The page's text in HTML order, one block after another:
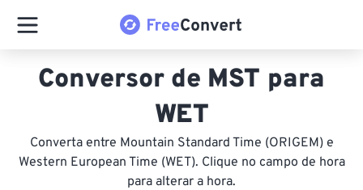
Conversor de MST para
WET
Converta entre Mountain Standard Time (ORIGEM) e
Western European Time (WET). Clique no campo de hora
para alterar a hora.